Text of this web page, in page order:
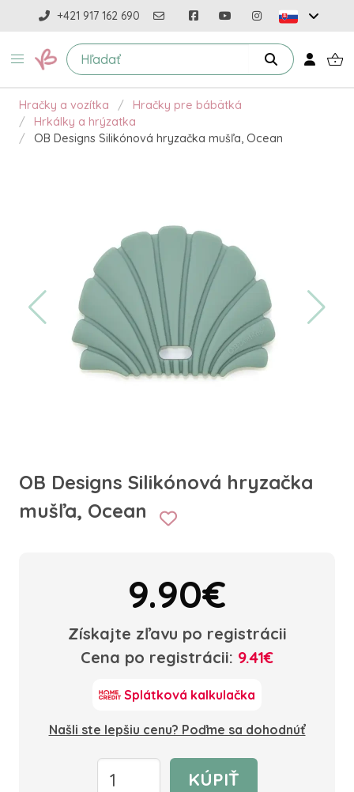
+421 917 162 690
Hračky a vozítka
Hračky pre bábätká
Hrkálky a hrýzatka
OB Designs Silikónová hryzačka mušľa, Ocean
OB Designs Silikónová hryzačka
mušľa, Ocean
9.90€
Získajte zľavu po registrácii
Cena po registrácii: 9.41€
Splátková kalkulačka
Našli ste lepšiu cenu? Poďme sa dohodnúť
KÚPIŤ